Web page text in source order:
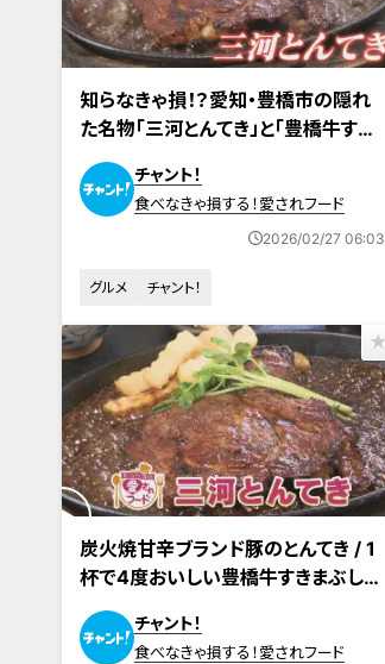
知らなきゃ損！？愛知・豊橋市の隠れ
た名物「三河とんてき」と「豊橋牛すき
まぶし」を調査！
チャント！
食べなきゃ損する！愛されフード
2026/02/27 06:03
グルメ チャント！
炭火焼甘辛ブランド豚のとんてき / 1
杯で4度おいしい豊橋牛すきまぶし
【愛されフード】
チャント！
食べなきゃ損する！愛されフード